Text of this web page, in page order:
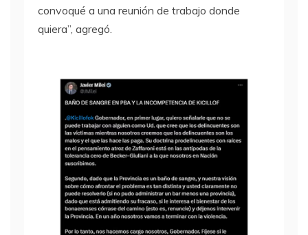
convoqué a una reunión de trabajo donde
quiera”, agregó.